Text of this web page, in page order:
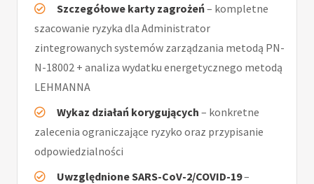
Szczegółowe karty zagrożeń– kompletne
szacowanie ryzyka dla Administrator
zintegrowanych systemów zarządzania metodą PN-
N-18002 + analiza wydatku energetycznego metodą
LEHMANNA
Wykaz działań korygujących – konkretne
zalecenia ograniczające ryzyko oraz przypisanie
odpowiedzialności
Uwzględnione SARS-CoV-2/COVID-19–